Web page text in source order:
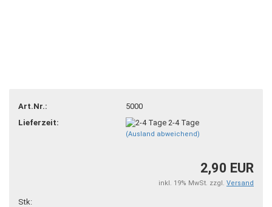
Art.Nr.:
5000
Lieferzeit:
2-4 Tage
(Ausland abweichend)
2,90 EUR
inkl. 19% MwSt. zzgl. Versand
Stk: